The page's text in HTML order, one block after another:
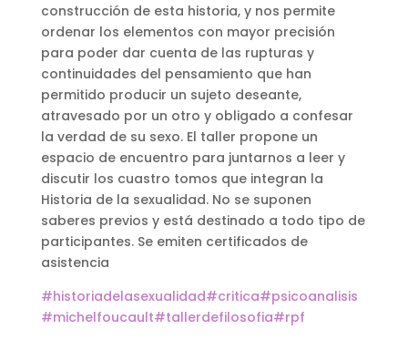
construcción de esta historia, y nos permite
ordenar los elementos con mayor precisión
para poder dar cuenta de las rupturas y
continuidades del pensamiento que han
permitido producir un sujeto deseante,
atravesado por un otro y obligado a confesar
la verdad de su sexo. El taller propone un
espacio de encuentro para juntarnos a leer y
discutir los cuastro tomos que integran la
Historia de la sexualidad. No se suponen
saberes previos y está destinado a todo tipo de
participantes. Se emiten certificados de
asistencia
#historiadelasexualidad#critica#psicoanalisis
#michelfoucault#tallerdefilosofia#rpf